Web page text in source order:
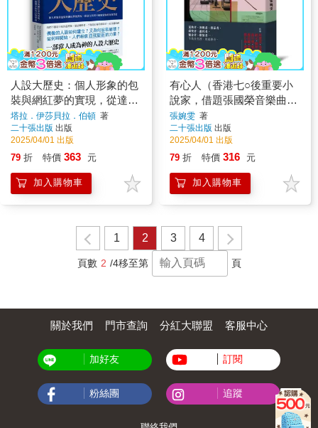
人設大歷史：個人形象的包
裝與網紅夢的實現，從達文
西到卡戴珊家族的自我塑造
塔拉．伊莎貝拉．伯頓 著
二十張出版 出版
2025/04/01 出版
79 折 特價 363 元
加入購物車
有心人（香港七○後重要小
說家，借題張國榮音樂曲目
的短篇小說集）
張婉雯 著
二十張出版 出版
2025/04/01 出版
79 折 特價 316 元
加入購物車
1 2 3 4
頁數 2 /4移至第 頁
關於我們 門市查詢 分紅大聯盟 客服中心
加好友 訂閱
粉絲團 追蹤